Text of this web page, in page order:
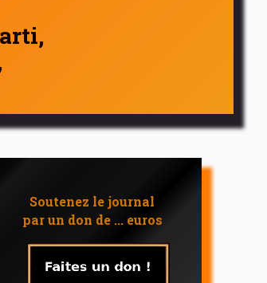
Soutenez le journal
par un don de ... euros